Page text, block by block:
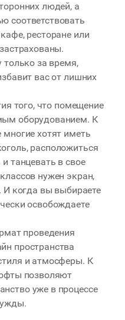
людей, а
соответствовать
ресторане или
только за время,
вас от лишних
того, что помещение
оборудованием. К
хотят иметь
расположиться
танцевать в свое
нужен экран,
И когда вы выбираете
освобождаете
проведения
пространства
и атмосферы. К
позволяют
уже в процессе